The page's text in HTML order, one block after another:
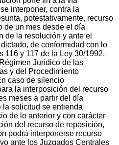
interponer, contra la
potestativamente, recurso
de un mes desde el día
de la resolución y ante el
de conformidad con lo
116 y 117 de la Ley 30/1992,
Jurídico de las
y del Procedimiento
caso de silencio
la interposición del recurso
meses a partir del día
solicitud se entienda
de lo anterior y con carácter
del recurso de reposición,
podrá interponerse recurso
ante los Juzgados Centrales